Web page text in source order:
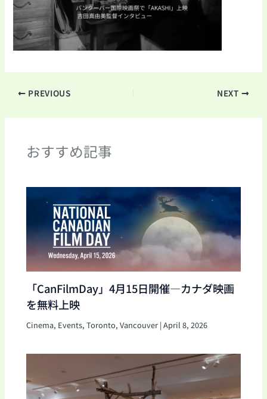
PREVIOUS NEXT
おすすめ記事
「CanFilmDay」4月15日開催―カナダ映画
を無料上映
Cinema, Events,Toronto,Vancouver |April 8, 2026